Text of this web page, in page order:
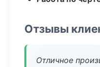
Отзывы
Отличное